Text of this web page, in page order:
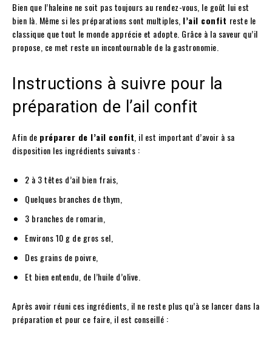
Bien que l’haleine ne soit pas toujours au rendez-vous, le goût lui est
bien là. Même si les préparations sont multiples, l’ail confit reste le
classique que tout le monde apprécie et adopte. Grâce à la saveur qu’il
propose, ce met reste un incontournable de la gastronomie.
Instructions à suivre pour la
préparation de l’ail confit
Afin de préparer de l’ail confit , il est important d’avoir à sa
disposition les ingrédients suivants :
2 à 3 têtes d’ail bien frais,
Quelques branches de thym,
3 branches de romarin,
Environs 10 g de gros sel,
Des grains de poivre,
Et bien entendu, de l’huile d’olive.
Après avoir réuni ces ingrédients, il ne reste plus qu’à se lancer dans la
préparation et pour ce faire, il est conseillé :